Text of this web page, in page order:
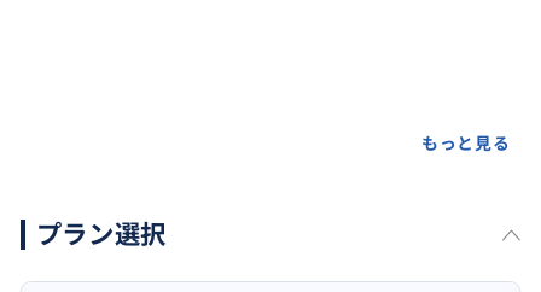
もっと見る
プラン選択